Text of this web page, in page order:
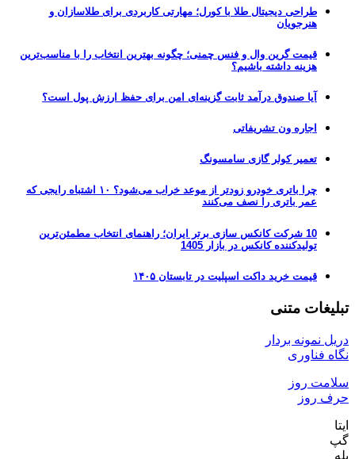
طراحی دیجیتال طلا با کورل؛ مهارتی کاربردی برای طلاسازان و
هنرجویان
قیمت گرین وال و فنس چمنی؛ چگونه بهترین انتخاب را با مناسب‌ترین
هزینه داشته باشیم؟
آیا صندوق درآمد ثابت گزینه‌ای امن برای حفظ ارزش پول است؟
اجاره ون تشریفاتی
تعمیر کولر گازی سامسونگ
چرا باتری خودرو زودتر از موعد خراب می‌شود؟ ۱۰ اشتباه رایجی که
عمر باتری را نصف می‌کنند
10 شرکت کانکس سازی برتر ایران؛ راهنمای انتخاب مطمئن‌ترین
تولیدکننده کانکس در بازار 1405
قیمت خرید داکت اسپلیت در تابستان ۱۴۰۵
تبلیغات متنی
دریل نمونه بردار
نگاه فناوری
سلامت روز
حرف روز
ایتا
گپ
بله